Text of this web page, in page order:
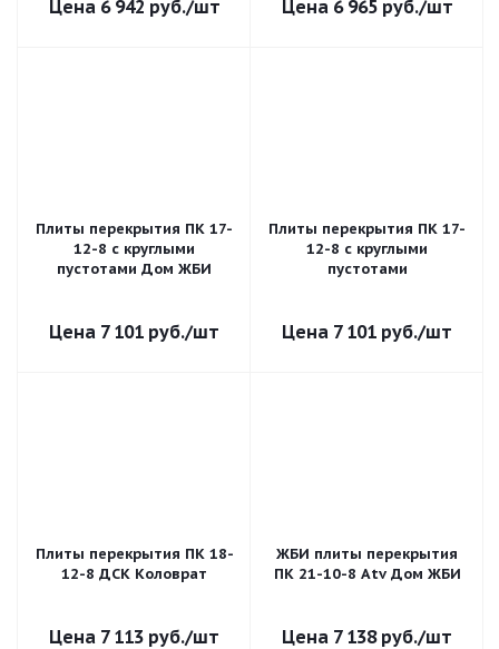
6 942 руб./шт 6 965руб./шт
Плиты перекрытия ПК 17-
12-8 с круглыми
пустотами Дом ЖБИ
7 101 руб./шт
Плиты перекрытия ПК 17-
12-8 с круглыми
пустотами
7 101 руб./шт
Плиты перекрытия ПК 18-
12-8 ДСК Коловрат
7 113 руб./шт
ЖБИ плиты перекрытия
ПК 21-10-8 Atv Дом ЖБИ
7 138руб./шт